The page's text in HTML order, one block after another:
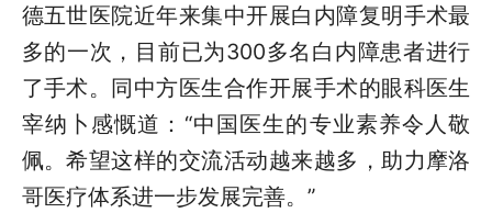
德五世医院近年来集中开展白内障复明手术最
多的一次，目前已为300多名白内障患者进行
了手术。同中方医生合作开展手术的眼科医生
宰纳卜感慨道：“中国医生的专业素养令人敬
佩。希望这样的交流活动越来越多，助力摩洛
哥医疗体系进一步发展完善。”